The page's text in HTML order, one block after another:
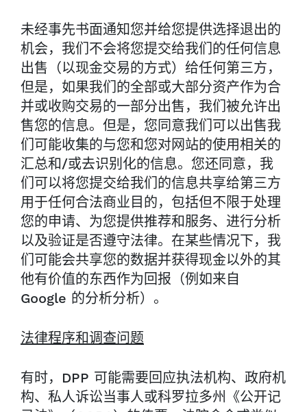
未经事先书面通知您并给您提供选择退出的
机会，我们不会将您提交给我们的任何信息
出售（以现金交易的方式）给任何第三方，
但是，如果我们的全部或大部分资产作为合
并或收购交易的一部分出售，我们被允许出
售您的信息。但是，您同意我们可以出售我
们可能收集的与您和您对网站的使用相关的
汇总和/或去识别化的信息。您还同意，我
们可以将您提交给我们的信息共享给第三方
用于任何合法商业目的，包括但不限于处理
您的申请、为您提供推荐和服务、进行分析
以及验证是否遵守法律。在某些情况下，我
们可能会共享您的数据并获得现金以外的其
他有价值的东西作为回报（例如来自
Google 的分析分析）。
法律程序和调查问题
有时，DPP 可能需要回应执法机构、政府机
构、私人诉讼当事人或科罗拉多州《公开记